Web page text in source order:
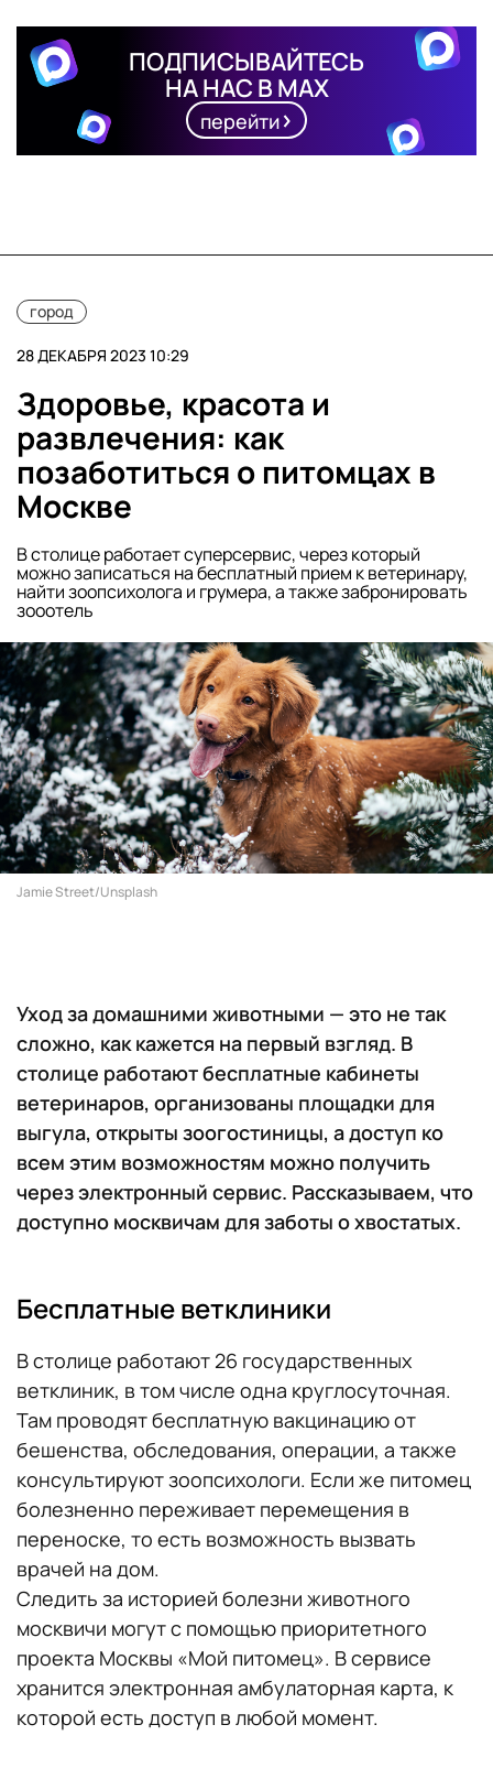
ПОДПИСЫВАЙТЕСЬ
НА НАС В MAX
перейти
город
28 ДЕКАБРЯ 2023 10:29
Здоровье, красота и
развлечения: как
позаботиться о питомцах в
Москве
В столице работает суперсервис, через который
можно записаться на бесплатный прием к ветеринару,
найти зоопсихолога и грумера, а также забронировать
зооотель
Jamie Street/Unsplash
Уход за домашними животными — это не так
сложно, как кажется на первый взгляд. В
столице работают бесплатные кабинеты
ветеринаров, организованы площадки для
выгула, открыты зоогостиницы, а доступ ко
всем этим возможностям можно получить
через электронный сервис. Рассказываем, что
доступно москвичам для заботы о хвостатых.
Бесплатные ветклиники
В столице работают 26 государственных
ветклиник, в том числе одна круглосуточная.
Там проводят бесплатную вакцинацию от
бешенства, обследования, операции, а также
консультируют зоопсихологи. Если же питомец
болезненно переживает перемещения в
переноске, то есть возможность вызвать
врачей на дом.
Следить за историей болезни животного
москвичи могут с помощью приоритетного
проекта Москвы «Мой питомец». В сервисе
хранится электронная амбулаторная карта, к
которой есть доступ в любой момент.